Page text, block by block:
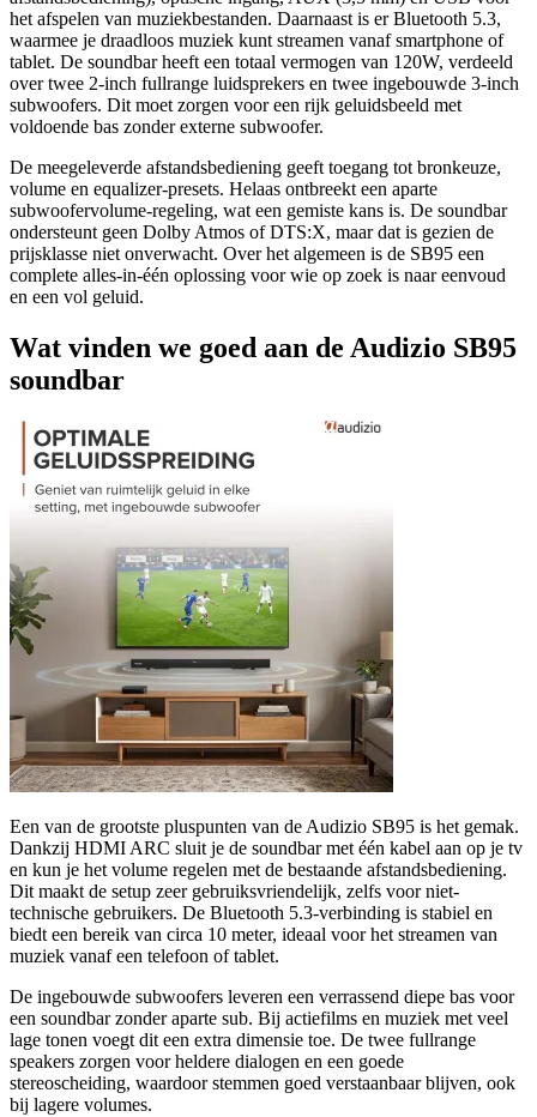
het afspelen van muziekbestanden. Daarnaast is er Bluetooth 5.3,
waarmee je draadloos muziek kunt streamen vanaf smartphone of
tablet. De soundbar heeft een totaal vermogen van 120W, verdeeld
over twee 2-inch fullrange luidsprekers en twee ingebouwde 3-inch
subwoofers. Dit moet zorgen voor een rijk geluidsbeeld met
voldoende bas zonder externe subwoofer.
De meegeleverde afstandsbediening geeft toegang tot bronkeuze,
volume en equalizer-presets. Helaas ontbreekt een aparte
subwoofervolume-regeling, wat een gemiste kans is. De soundbar
ondersteunt geen Dolby Atmos of DTS:X, maar dat is gezien de
prijsklasse niet onverwacht. Over het algemeen is de SB95 een
complete alles-in-één oplossing voor wie op zoek is naar eenvoud
en een vol geluid.
Wat vinden we goed aan de Audizio SB95
soundbar
Een van de grootste pluspunten van de Audizio SB95 is het gemak.
Dankzij HDMI ARC sluit je de soundbar met één kabel aan op je tv
en kun je het volume regelen met de bestaande afstandsbediening.
Dit maakt de setup zeer gebruiksvriendelijk, zelfs voor niet-
technische gebruikers. De Bluetooth 5.3-verbinding is stabiel en
biedt een bereik van circa 10 meter, ideaal voor het streamen van
muziek vanaf een telefoon of tablet.
De ingebouwde subwoofers leveren een verrassend diepe bas voor
een soundbar zonder aparte sub. Bij actiefilms en muziek met veel
lage tonen voegt dit een extra dimensie toe. De twee fullrange
speakers zorgen voor heldere dialogen en een goede
stereoscheiding, waardoor stemmen goed verstaanbaar blijven, ook
bij lagere volumes.